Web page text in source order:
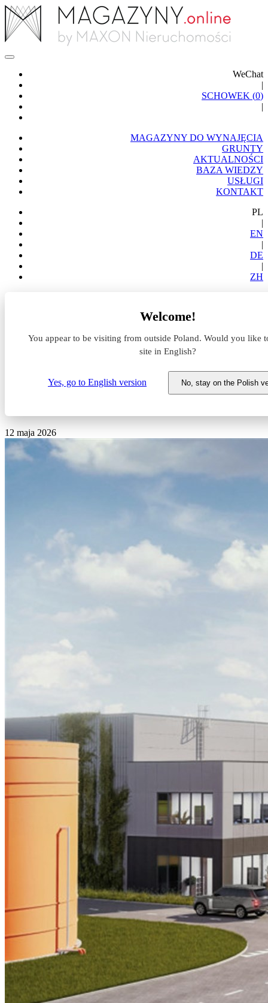
WeChat
|
SCHOWEK (0)
|
MAGAZYNY DO WYNAJĘCIA
GRUNTY
AKTUALNOŚCI
BAZA WIEDZY
USŁUGI
KONTAKT
PL
|
EN
|
DE
|
ZH
Welcome!
You appear to be visiting from outside Poland. Would you like
site in English?
Yes, go to English version No, stay on the Polish
CTP rozwija magazynowy kompleks w Toruniu. Druga hala
CTP rozwija magazynowy
kompleks w Toruniu. Druga
12 maja 2026